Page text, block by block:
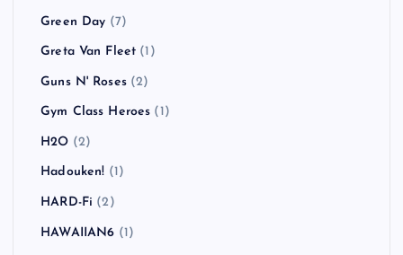
Green Day (7)
Greta Van Fleet (1)
Guns N' Roses(2)
Gym Class Heroes (1)
H2O (2)
Hadouken! (1)
HARD-Fi (2)
HAWAIIAN6 (1)